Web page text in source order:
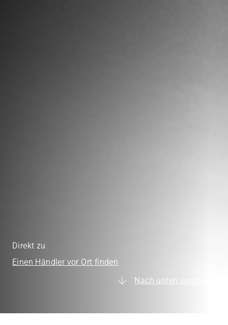
Direkt zu
Einen Händler vor Ort finden
Nach unten scrollen